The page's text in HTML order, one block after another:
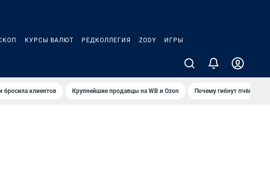
КУРСЫ ВАЛЮТ РЕДКОЛЛЕГИЯ ZODY ИГРЫ
бросила клиентов Крупнейшие продавцы на WB и Ozon Почему гибнут пчёлы?